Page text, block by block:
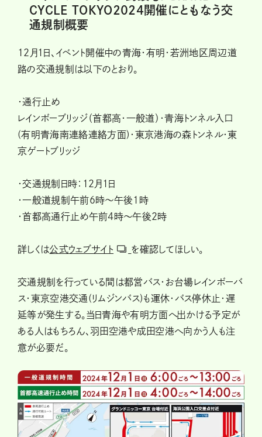
CYCLE TOKYO2024開催にともなう交
通規制概要
12月1日、イベント開催中の青海・有明・若洲地区周辺道
路の交通規制は以下のとおり。
・通行止め
レインボーブリッジ（首都高・一般道）・青海トンネル入口
(有明青海南連絡連絡方面)・東京港海の森トンネル・東
京ゲートブリッジ
・交通規制日時：12月1日
・一般道規制午前6時～午後1時
・首都高通行止め午前4時～午後2時
詳しくは公式ウェブサイト を確認してほしい。
交通規制を行っている間は都営バス・お台場レインボーバ
ス・東京空港交通(リムジンバス)も運休・バス停休止・遅
延等が発生する。当日青海や有明方面へ出かける予定が
ある人はもちろん、羽田空港や成田空港へ向かう人も注
意が必要だ。